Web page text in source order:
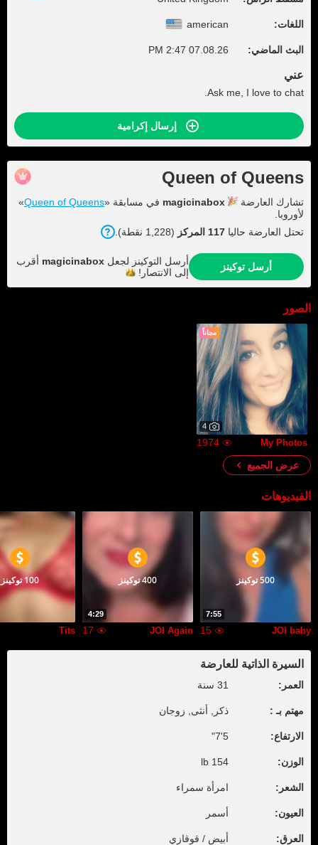
اللغات: american
البث الماضي: 07.08.26 2:47 PM
عني
Ask me, I love to chat.
إرسال إكرامية
Queen of Queens
تشارك العارضة magicinabox في مسابقة «Queen of Queens
»
لأوروبا.
تحتل العارضة حاليا 117 المركز (1,228 نقطة).
أرسل توكينز أرسل التوكينز لجعل magicinabox أقرب
إلى الانتصار!
الصور
مجاناً
4
My Photos
1974
عرض الجميع
الفيديوهات
7:55
500 توكينز
JOI baby
15
4:29
400 توكينز
JOI Again
17
100 توكينز
Tits
السيرة الذاتية للعارضة
العمر: 31 سنة
مهتم بـ : ذكر, أنثى, زوجان
الارتفاع: 5'7"
الوزن: 154 lb
الشعر: امرأة سمراء
العيون: أسمر
العرق: أبيض / قوقازي